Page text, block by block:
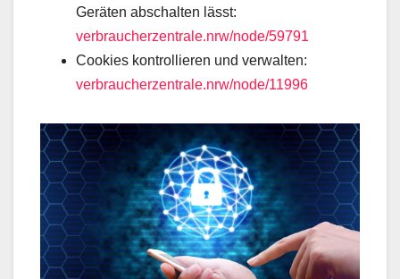
Geräten abschalten lässt:
verbraucherzentrale.nrw/node/59791
Cookies kontrollieren und verwalten:
verbraucherzentrale.nrw/node/11996